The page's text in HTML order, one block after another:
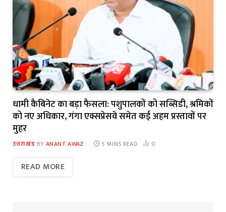
धामी कैबिनेट का बड़ा फैसला: पशुपालकों को सब्सिडी, श्रमिकों
को नए अधिकार, गंगा एक्सप्रेसवे समेत कई अहम प्रस्तावों पर
मुहर
उत्तराखंड BY ANANT AWAZ 5 MINS READ 0
READ MORE